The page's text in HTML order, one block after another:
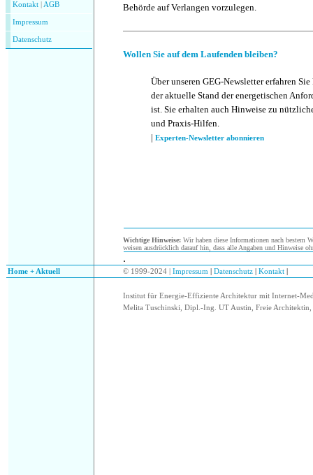
Kontakt AGB
Impressum
Datenschutz
Behörde auf Verlangen vorzulegen.
Wollen Sie auf dem Laufenden bleiben?
Über unseren GEG-Newsletter erfahren
der aktuelle Stand der energetischen
ist. Sie erhalten auch Hinweise zu
und Praxis-Hilfen.
| Experten-Newsletter abonnieren
Wichtige Hinweise: Wir haben diese Informationen nach bestem
weisen ausdrücklich darauf hin, dass alle Angaben und Hinweise
.
Home + Aktuell © 1999-2024 | Impressum Datenschutz Kontakt
Institut für Energie-Effiziente Architektur mit Internet-
Melita Tuschinski, Dipl.-Ing. UT Austin, Freie Architektin,